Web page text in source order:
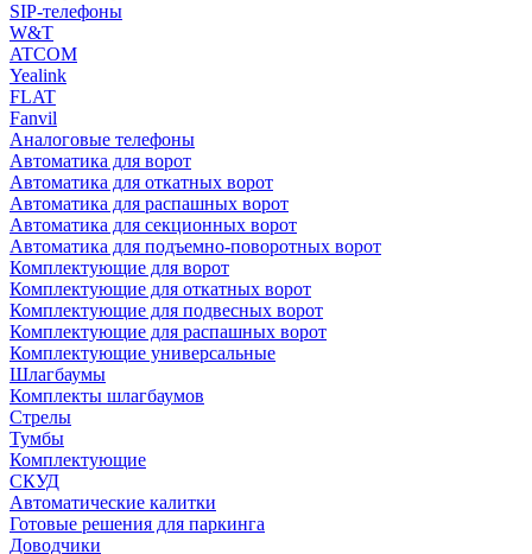
SIP-телефоны
W&T
ATCOM
Yealink
FLAT
Fanvil
Аналоговые телефоны
Автоматика для ворот
Автоматика для откатных ворот
Автоматика для распашных ворот
Автоматика для секционных ворот
Автоматика для подъемно-поворотных ворот
Комплектующие для ворот
Комплектующие для откатных ворот
Комплектующие для подвесных ворот
Комплектующие для распашных ворот
Комплектующие универсальные
Шлагбаумы
Комплекты шлагбаумов
Стрелы
Тумбы
Комплектующие
СКУД
Автоматические калитки
Готовые решения для паркинга
Доводчики